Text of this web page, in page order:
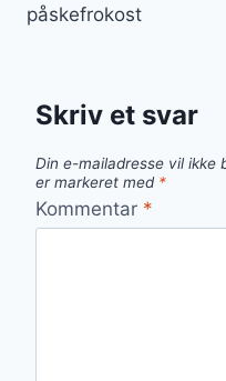
påskefrokost
Skriv et svar
Din e-mailadresse vil ikke
er markeret med *
Kommentar *